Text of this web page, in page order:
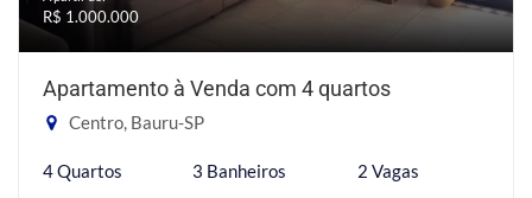
R$ 1.000.000
Apartamento à Venda com 4 quartos
Centro, Bauru-SP
4 Quartos 3 Banheiros 2 Vagas